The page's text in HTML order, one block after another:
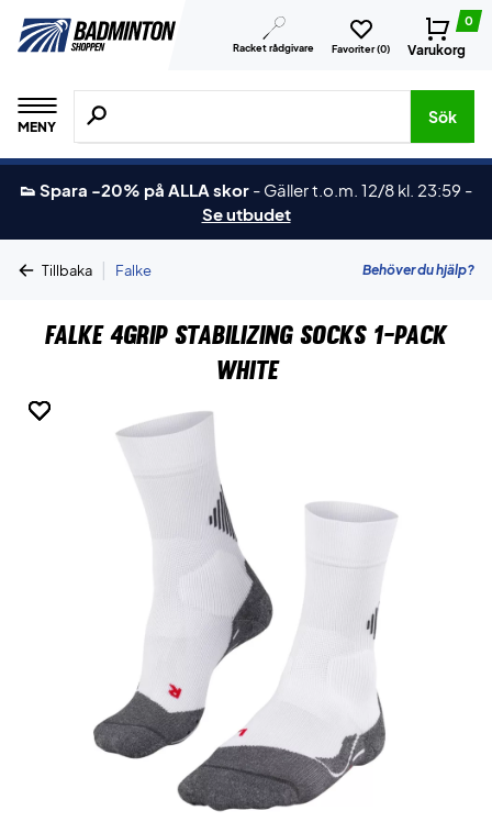
Racket rådgivare Favoriter (0)
0
Varukorg
MENY
Sök efter produkter, märken osv.
Sök
👟 Spara -20% på ALLA skor - Gäller t.o.m. 12/8 kl. 23:59 -
Se utbudet
Tillbaka | Falke Behöver du hjälp?
Falke 4Grip Stabilizing Socks 1-Pack
White